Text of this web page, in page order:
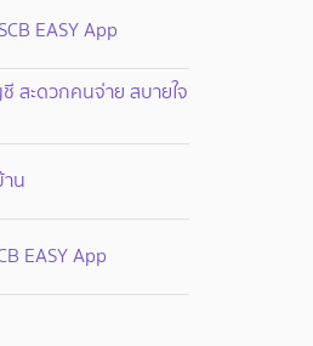
EASY App
สะดวกคนจ่าย สบายใจ
น
EASY App